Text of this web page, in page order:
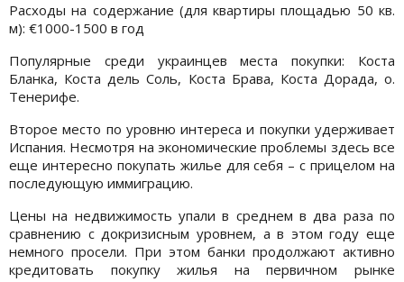
Расходы на содержание (для квартиры площадью 50 кв.
м): €1000-1500 в год
Популярные среди украинцев места покупки: Коста
Бланка, Коста дель Соль, Коста Брава, Коста Дорада, о.
Тенерифе.
Второе место по уровню интереса и покупки удерживает
Испания. Несмотря на экономические проблемы здесь все
еще интересно покупать жилье для себя – с прицелом на
последующую иммиграцию.
Цены на недвижимость упали в среднем в два раза по
сравнению с докризисным уровнем, а в этом году еще
немного просели. При этом банки продолжают активно
кредитовать покупку жилья на первичном рынке